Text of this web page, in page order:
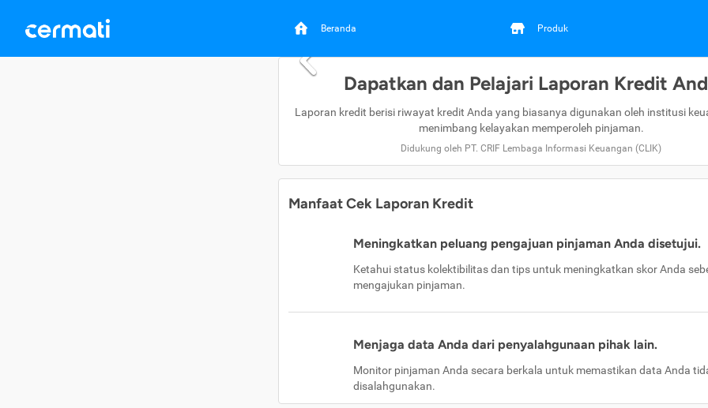
Beranda Produk
Dapatkan dan Pelajari Laporan Kredit
Laporan kredit berisi riwayat kredit Anda yang biasanya digunakan oleh institusi
menimbang kelayakan memperoleh pinjaman.
Didukung oleh PT. CRIF Lembaga Informasi Keuangan (CLIK)
Manfaat Cek Laporan Kredit
Meningkatkan peluang pengajuan pinjaman Anda disetujui.
Ketahui status kolektibilitas dan tips untuk meningkatkan skor Anda
mengajukan pinjaman.
Menjaga data Anda dari penyalahgunaan pihak lain.
Monitor pinjaman Anda secara berkala untuk memastikan data Anda
disalahgunakan.